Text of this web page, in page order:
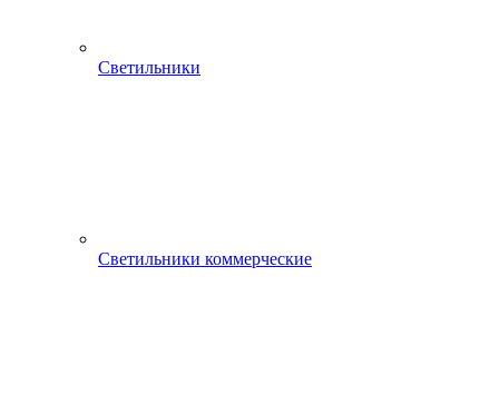
Светильники
Светильники коммерческие